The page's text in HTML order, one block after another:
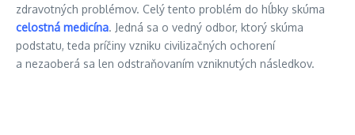
zdravotných problémov. Celý tento problém do hĺbky skúma
celostná medicína. Jedná sa o vedný odbor, ktorý skúma
podstatu, teda príčiny vzniku civilizačných ochorení
a nezaoberá sa len odstraňovaním vzniknutých následkov.